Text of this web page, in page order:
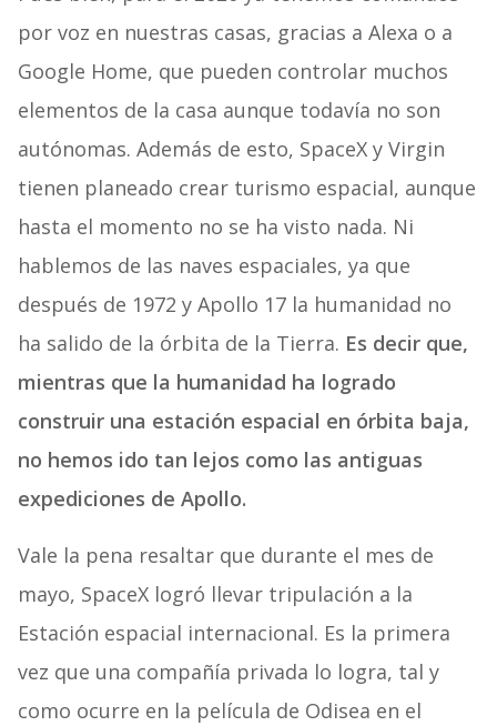
por voz en nuestras casas, gracias a Alexa o a
Google Home, que pueden controlar muchos
elementos de la casa aunque todavía no son
autónomas. Además de esto, SpaceX y Virgin
tienen planeado crear turismo espacial, aunque
hasta el momento no se ha visto nada. Ni
hablemos de las naves espaciales, ya que
después de 1972 y Apollo 17 la humanidad no
ha salido de la órbita de la Tierra. Es decir que,
mientras que la humanidad ha logrado
construir una estación espacial en órbita baja,
no hemos ido tan lejos como las antiguas
expediciones de Apollo.
Vale la pena resaltar que durante el mes de
mayo, SpaceX logró llevar tripulación a la
Estación espacial internacional. Es la primera
vez que una compañía privada lo logra, tal y
como ocurre en la película de Odisea en el